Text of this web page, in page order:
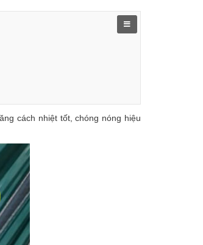
cách nhiệt tốt, chóng nóng hiệu